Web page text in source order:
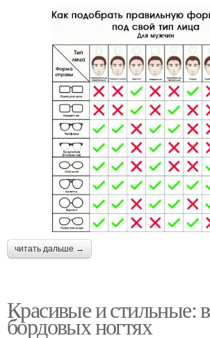
читать дальше →
Красивые и стильные:
бордовых ногтях